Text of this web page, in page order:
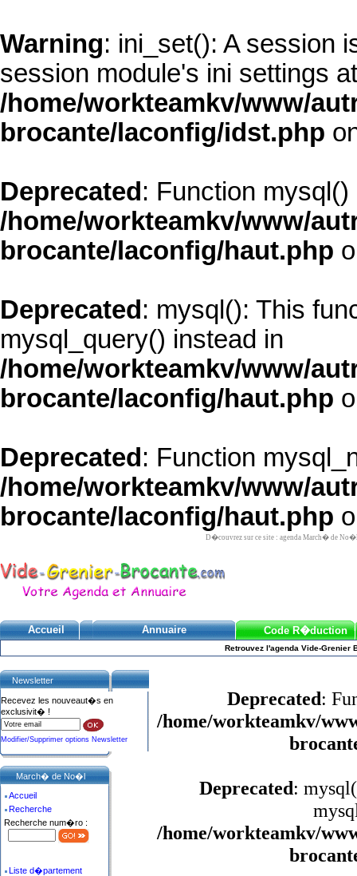
Warning: ini_set(): A session
session module's ini settings
/home/workteamkv/www/
brocante/laconfig/idst.php
Deprecated : Function
/home/workteamkv/www/
brocante/laconfig/haut.php
Deprecated : mysql(): This
mysql_query() instead in
/home/workteamkv/www/
brocante/laconfig/haut.php
Deprecated : Function
/home/workteamkv/www/
brocante/laconfig/haut.php
D�couvrez sur ce site : agenda March� de
Accueil Annuaire Code R�duction
Retrouvez l'agenda Vide-
Deprecated:
/home/workteamkv/
Deprecated:
/home/workteamkv/
Newsletter
Recevez les nouveaut�s en
exclusivit� !
Modifier/Supprimer options Newsletter
March� de No�l
Accueil
Recherche
Recherche num�ro :
Liste d�partement